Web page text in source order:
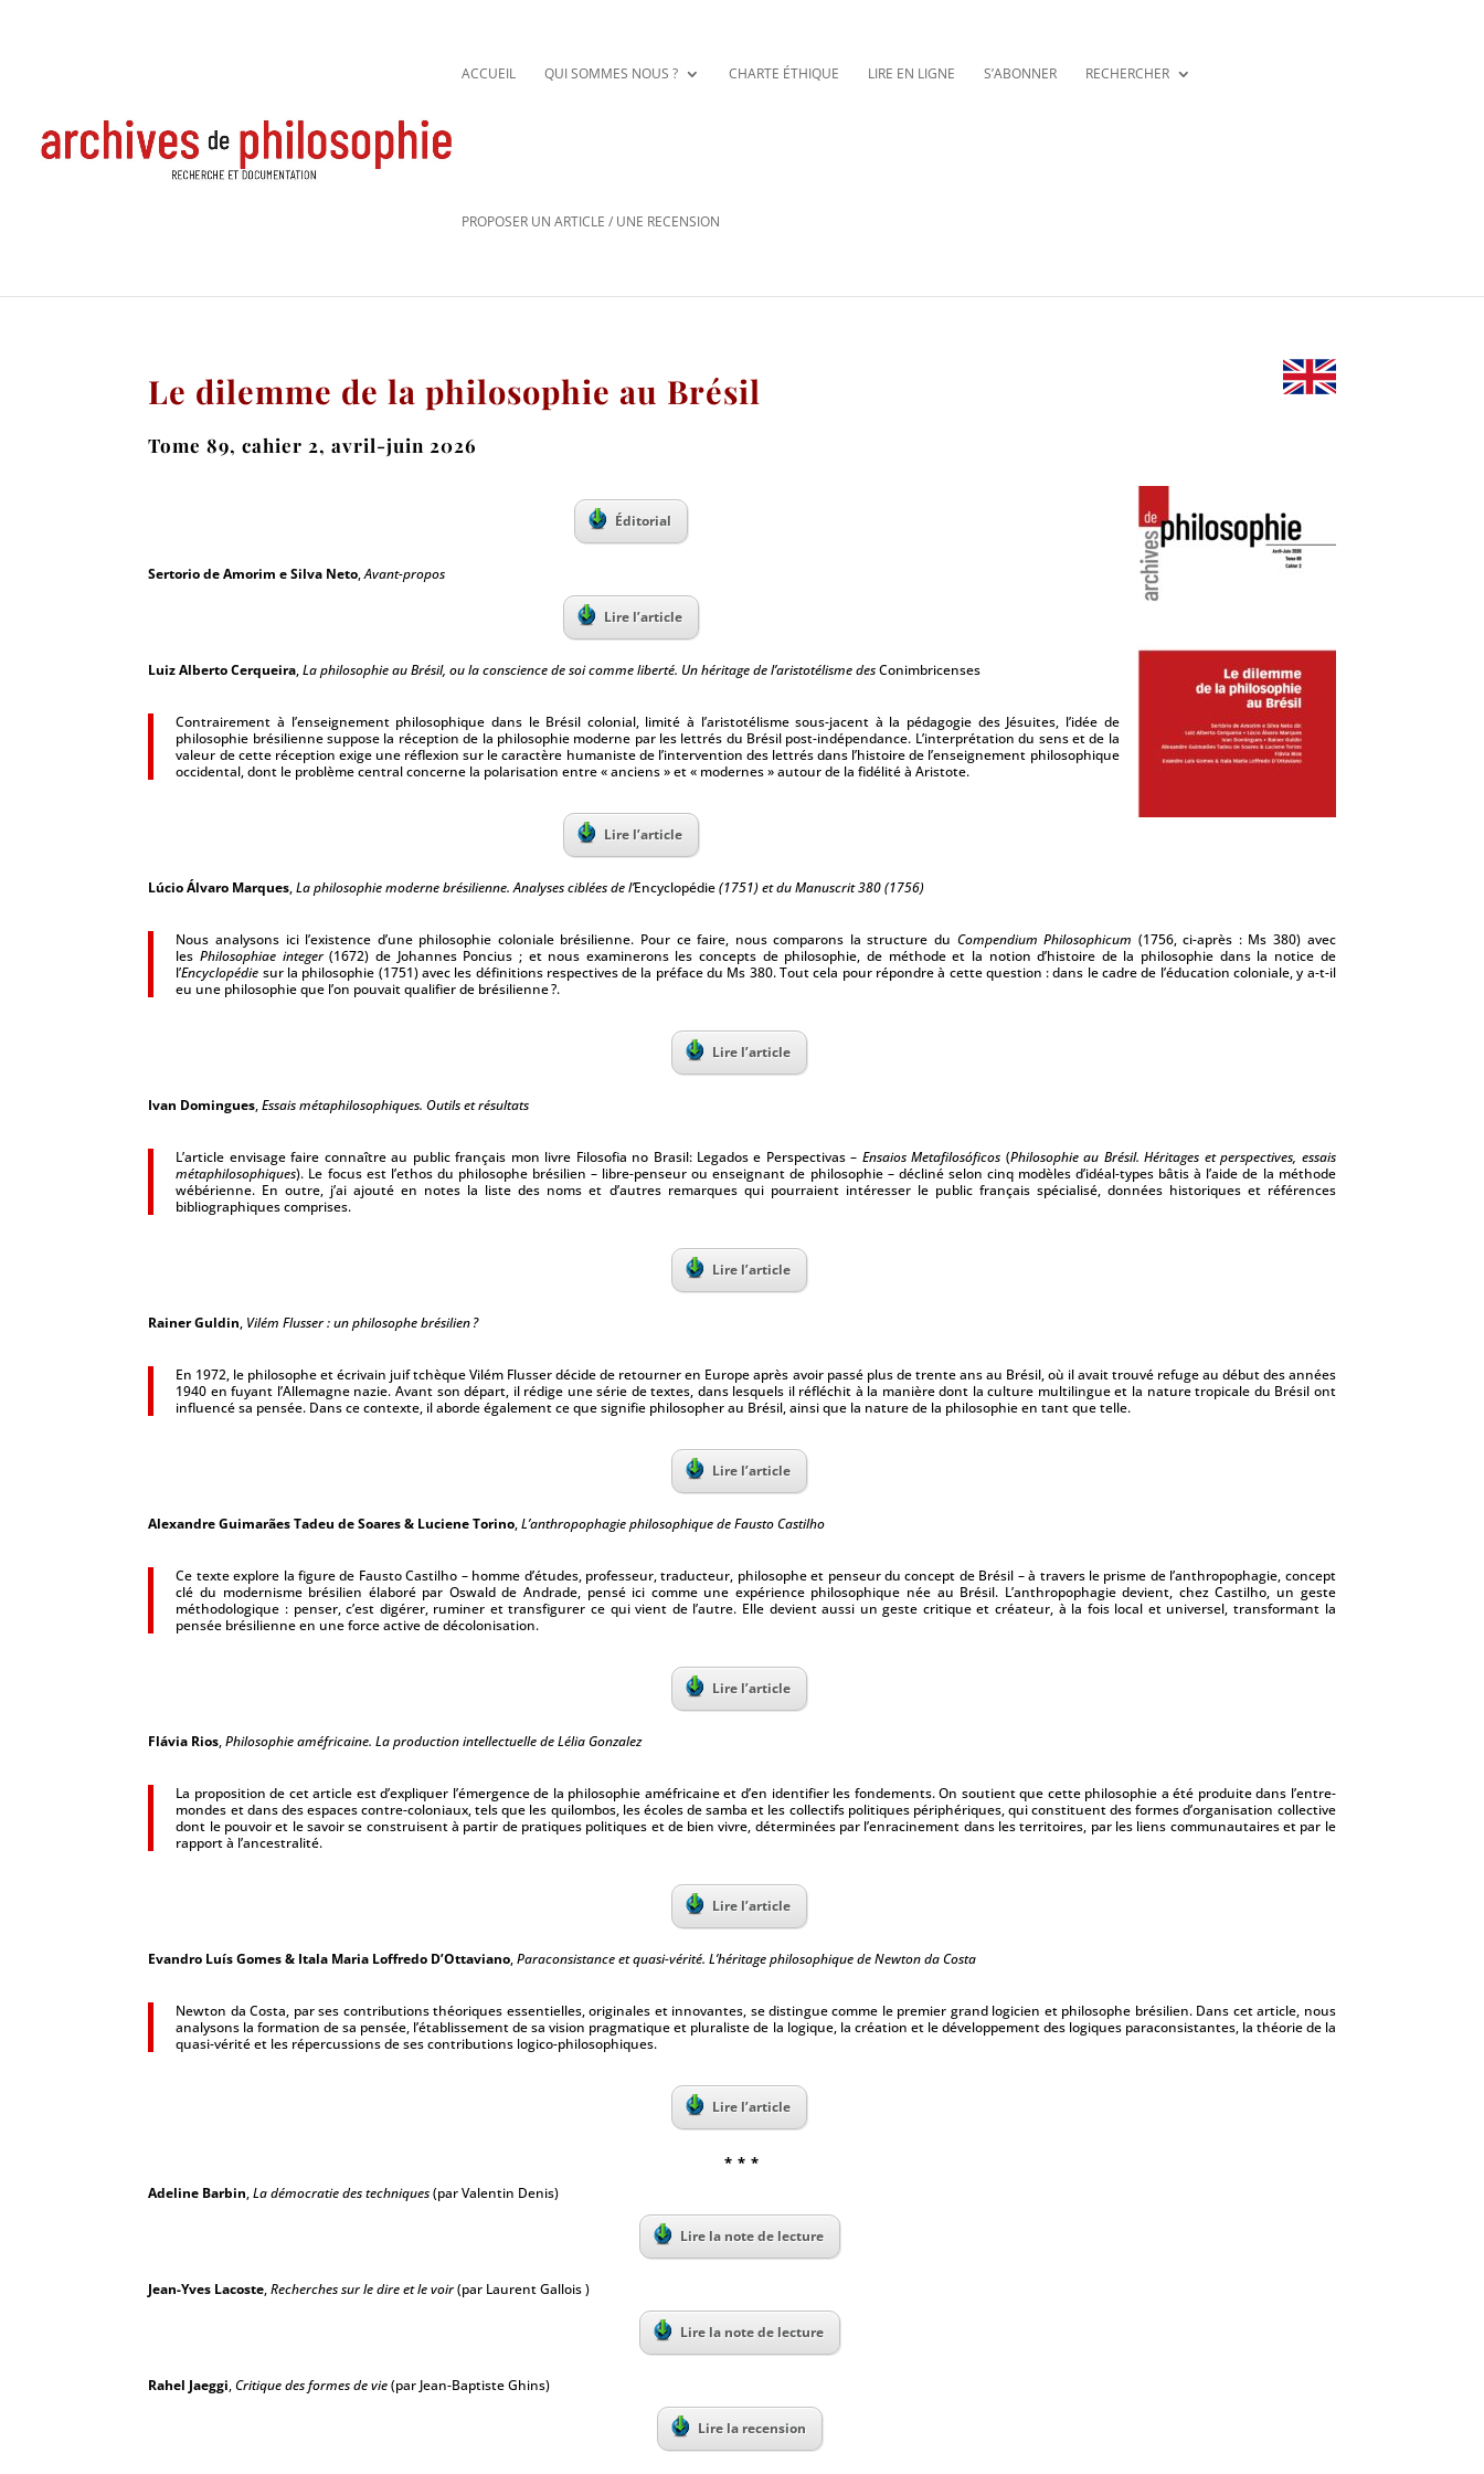
ACCUEIL QUI SOMMES NOUS ? CHARTE ÉTHIQUE LIRE EN LIGNE S’ABONNER RECHERCHER
PROPOSER UN ARTICLE / UNE RECENSION
Le dilemme de la philosophie au Brésil
Tome 89, cahier 2, avril-juin 2026
Éditorial
Sertorio de Amorim e Silva Neto,Avant-propos
Lire l’article
Luiz Alberto Cerqueira,La philosophie au Brésil, ou la conscience de soi comme liberté. Un héritage de l’aristotélisme desConimbricenses
Contrairement à l’enseignement philosophique dans le Brésil colonial, limité à l’aristotélisme sous-jacent à la pédagogie des Jésuites, l’idée de
philosophie brésilienne suppose la réception de la philosophie moderne par les lettrés du Brésil post-indépendance. L’interprétation du sens et de la
valeur de cette réception exige une réflexion sur le caractère humaniste de l’intervention des lettrés dans l’histoire de l’enseignement philosophique
occidental, dont le problème central concerne la polarisation entre « anciens » et « modernes » autour de la fidélité à Aristote.
Lire l’article
Lúcio Álvaro Marques,La philosophie moderne brésilienne. Analyses ciblées de l’Encyclopédie(1751) et du Manuscrit 380 (1756)
Nous analysons ici l’existence d’une philosophie coloniale brésilienne. Pour ce faire, nous comparons la structure du Compendium Philosophicum (1756, ci-après : Ms 380) avec
lesPhilosophiae integer(1672) de Johannes Poncius ; et nous examinerons les concepts de philosophie, de méthode et la notion d’histoire de la philosophie dans la notice de
l’Encyclopédie sur la philosophie (1751) avec les définitions respectives de la préface du Ms 380. Tout cela pour répondre à cette question : dans le cadre de l’éducation coloniale, y a-t-il
eu une philosophie que l’on pouvait qualifier de brésilienne ?.
Lire l’article
Ivan Domingues,Essais métaphilosophiques. Outils et résultats
L’article envisage faire connaître au public français mon livre Filosofia no Brasil: Legados e Perspectivas – Ensaios Metafilosóficos (Philosophie au Brésil. Héritages et perspectives, essais
métaphilosophiques). Le focus est l’ethos du philosophe brésilien – libre-penseur ou enseignant de philo­sophie – décliné selon cinq modèles d’idéal-types bâtis à l’aide de la méthode
wébérienne. En outre, j’ai ajouté en notes la liste des noms et d’autres remarques qui pourraient intéresser le public français spécialisé, données historiques et références
bibliographiques comprises.
Lire l’article
Rainer Guldin, Vilém Flusser : un philosophe brésilien ?
En 1972, le philosophe et écrivain juif tchèque Vilém Flusser décide de retourner en Europe après avoir passé plus de trente ans au Brésil, où il avait trouvé refuge au début des années
1940 en fuyant l’Allemagne nazie. Avant son départ, il rédige une série de textes, dans lesquels il réfléchit à la manière dont la culture multilingue et la nature tropicale du Brésil ont
influencé sa pensée. Dans ce contexte, il aborde également ce que signifie philosopher au Brésil, ainsi que la nature de la philosophie en tant que telle.
Lire l’article
Alexandre Guimarães Tadeu de Soares & Luciene Torino,L’anthropophagie philosophique de Fausto Castilho
Ce texte explore la figure de Fausto Castilho – homme d’études, professeur, traducteur, philosophe et penseur du concept de Brésil – à travers le prisme de l’anthropophagie, concept
clé du modernisme brésilien élaboré par Oswald de Andrade, pensé ici comme une expérience philosophique née au Brésil. L’anthropophagie devient, chez Castilho, un geste
méthodologique : penser, c’est digérer, ruminer et transfigurer ce qui vient de l’autre. Elle devient aussi un geste critique et créateur, à la fois local et universel, transformant la
pensée brésilienne en une force active de décolonisation.
Lire l’article
Flávia Rios,Philosophie améfricaine. La production intellectuelle de Lélia Gonzalez
La proposition de cet article est d’expliquer l’émergence de la philosophie améfricaine et d’en identifier les fondements. On soutient que cette philo­sophie a été produite dans l’entre-
mondes et dans des espaces contre-coloniaux, tels que les quilombos, les écoles de samba et les collectifs politiques périphériques, qui constituent des formes d’organisation collective
dont le pouvoir et le savoir se construisent à partir de pratiques politiques et de bien vivre, déterminées par l’enracinement dans les territoires, par les liens communautaires et par le
rapport à l’ancestralité.
Lire l’article
Evandro Luís Gomes & Itala Maria Loffredo D’Ottaviano,Paraconsistance et quasi-vérité. L’héritage philosophique de Newton da Costa
Newton da Costa, par ses contributions théoriques essentielles, originales et innovantes, se distingue comme le premier grand logicien et philosophe brésilien. Dans cet article, nous
analysons la formation de sa pensée, l’établis­sement de sa vision pragmatique et pluraliste de la logique, la création et le développement des logiques paraconsistantes, la théorie de la
quasi-vérité et les répercussions de ses contributions logico-philosophiques.
Lire l’article
* * *
Adeline Barbin,La démocratie des techniques(par Valentin Denis)
Lire la note de lecture
Jean-Yves Lacoste,Recherches sur le dire et le voir(par Laurent Gallois )
Lire la note de lecture
Rahel Jaeggi,Critique des formes de vie(par Jean-Baptiste Ghins)
Lire la recension